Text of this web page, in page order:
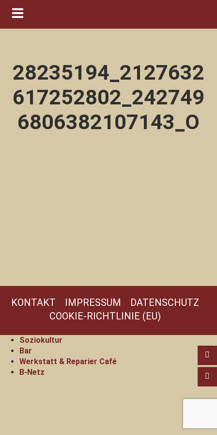
Navigation ein-/ausblenden
28235194_2127632
617252802_242749
6806382107143_O
KONTAKT IMPRESSUM
DATENSCHUTZ
COOKIE-RICHTLINIE (EU)
Soziokultur
Bar
Werkstatt & Reparier Café
B-Netz